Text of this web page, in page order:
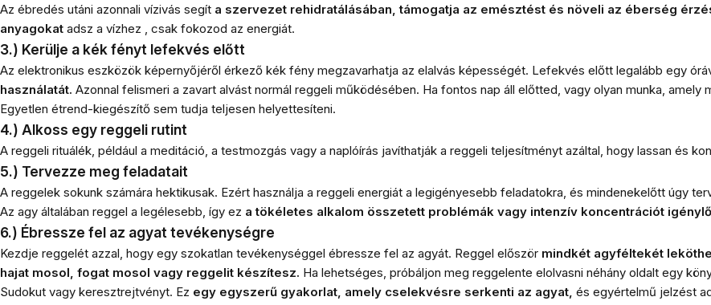
Az ébredés utáni azonnali vízivás segít a szervezet rehidratálásában, támogatja az emésztést és növeli az éberség
anyagokat adsz a vízhez , csak fokozod az energiát.
3.) Kerülje a kék fényt lefekvés előtt
Az elektronikus eszközök képernyőjéről érkező kék fény megzavarhatja az elalvás képességét. Lefekvés előtt legalább egy
használatát. Azonnal felismeri a zavart alvást normál reggeli működésében. Ha fontos nap áll előtted, vagy olyan munka,
Egyetlen étrend-kiegészítő sem tudja teljesen helyettesíteni.
4.) Alkoss egy reggeli rutint
A reggeli rituálék, például a meditáció, a testmozgás vagy a naplóírás javíthatják a reggeli teljesítményt azáltal, hogy lassan és
5.) Tervezze meg feladatait
A reggelek sokunk számára hektikusak. Ezért használja a reggeli energiát a legigényesebb feladatokra, és mindenekelőtt úgy
Az agy általában reggel a legélesebb, így ez a tökéletes alkalom összetett problémák vagy intenzív koncentrációt
6.) Ébressze fel az agyat tevékenységre
Kezdje reggelét azzal, hogy egy szokatlan tevékenységgel ébressze fel az agyát. Reggel először mindkét agyféltekét
hajat mosol, fogat mosol vagy reggelit készítesz. Ha lehetséges, próbáljon meg reggelente elolvasni néhány oldalt egy
Sudokut vagy keresztrejtvényt. Ez egy egyszerű gyakorlat, amely cselekvésre serkenti az agyat, és egyértelmű jelzést